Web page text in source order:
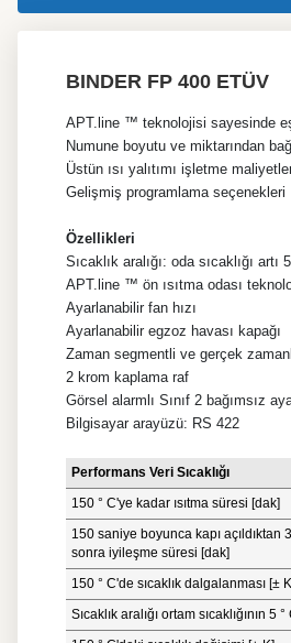
BINDER FP 400 ETÜV
APT.line ™ teknolojisi sayesinde
Numune boyutu ve miktarından
Üstün ısı yalıtımı işletme
Gelişmiş programlama seçenekleri
Özellikleri
Sıcaklık aralığı: oda sıcaklığı artı
APT.line ™ ön ısıtma odası
Ayarlanabilir fan hızı
Ayarlanabilir egzoz havası kapağı
Zaman segmentli ve gerçek
2 krom kaplama raf
Görsel alarmlı Sınıf 2 bağımsız
Bilgisayar arayüzü: RS 422
Performans Veri Sıcaklığı
150 ° C'ye kadar ısıtma süresi [dak]
150 saniye boyunca kapı açıldıktan
sonra iyileşme süresi [dak]
150 ° C'de sıcaklık dalgalanması [±
Sıcaklık aralığı ortam sıcaklığının 5